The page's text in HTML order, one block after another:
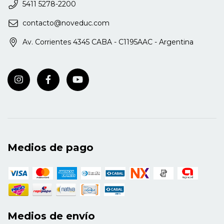
invito a escribirme, ante cualquier duda o
sugerencia que tuvieran al respecto.
5411 5278-2200
contacto@noveduc.com
Av. Corrientes 4345 CABA - C1195AAC - Argentina
Medios de pago
Medios de envío